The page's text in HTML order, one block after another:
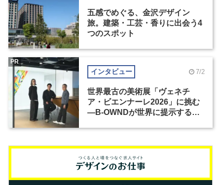
五感でめぐる、金沢デザイン
旅。建築・工芸・香りに出会う4
つのスポット
インタビュー 7/2
世界最古の美術展「ヴェネチ
ア・ビエンナーレ2026」に挑む
―B-OWNDが世界に提示する美
PR